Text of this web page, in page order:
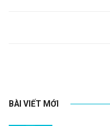
BÀI VIẾT MỚI